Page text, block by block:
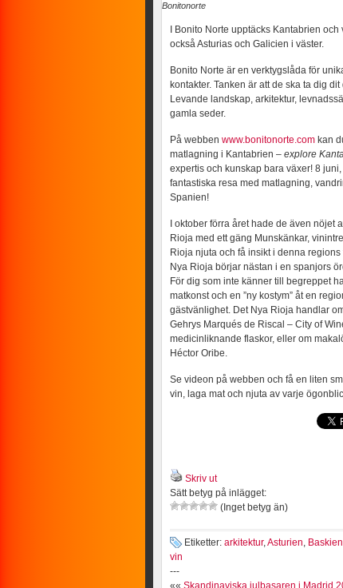
Bonitonorte
I Bonito Norte upptäcks Kantabrien
också Asturias och Galicien i väster.
Bonito Norte är en verktygslåda för
kontakter. Tanken är att de ska ta dig
Levande landskap, arkitektur,
gamla seder.
På webben www.bonitonorte.com kan
matlagning i Kantabrien – explore
expertis och kunskap bara växer! 8
fantastiska resa med matlagning,
Spanien!
I oktober förra året hade de även nöjet
Rioja med ett gäng Munskänkar,
Rioja njuta och få insikt i denna
Nya Rioja börjar nästan i en spanjors
För dig som inte känner till begreppet
matkonst och en ”ny kostym” åt en
gästvänlighet. Det Nya Rioja handlar
Gehrys Marqués de Riscal – City of
medicinliknande flaskor, eller om
Héctor Oribe.
Se videon på webben och få en liten
vin, laga mat och njuta av varje
Skriv ut
Sätt betyg på inlägget:
(Inget betyg än)
Etiketter: arkitektur,Asturien, Baskien
vin
---
«« Skandinaviska julbasaren i Madrid